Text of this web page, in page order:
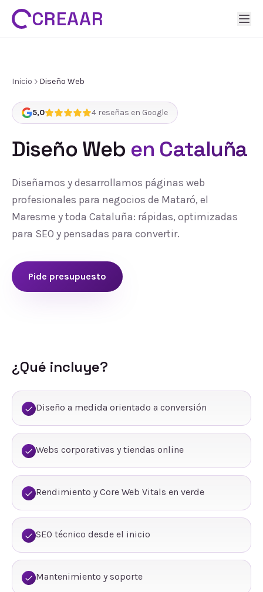
CREAAR
Inicio Diseño Web
5,0 4 reseñas en Google
Diseño Web en Cataluña
Diseñamos y desarrollamos páginas web
profesionales para negocios de Mataró, el
Maresme y toda Cataluña: rápidas, optimizadas
para SEO y pensadas para convertir.
Pide presupuesto
¿Qué incluye?
Diseño a medida orientado a conversión
Webs corporativas y tiendas online
Rendimiento y Core Web Vitals en verde
SEO técnico desde el inicio
Mantenimiento y soporte